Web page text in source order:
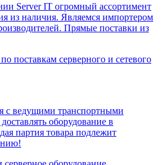
Server IT огромный ассортимент
из наличия. Являемся импортером
Прямые поставки из
с ведущими транспортными
оборудование в
партия товара подлежит